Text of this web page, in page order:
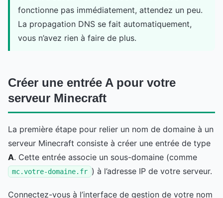
fonctionne pas immédiatement, attendez un peu.
La propagation DNS se fait automatiquement,
vous n’avez rien à faire de plus.
Créer une entrée A pour votre
serveur Minecraft
La première étape pour relier un nom de domaine à un
serveur Minecraft consiste à créer une entrée de type
A. Cette entrée associe un sous-domaine (comme
mc.votre-domaine.fr ) à l’adresse IP de votre serveur.
Connectez-vous à l’interface de gestion de votre nom